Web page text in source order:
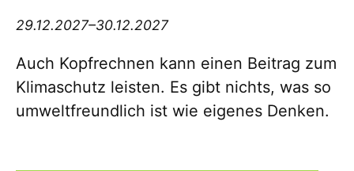
29.12.2027–30.12.2027
Auch Kopfrechnen kann einen Beitrag zum
Klimaschutz leisten. Es gibt nichts, was so
umweltfreundlich ist wie eigenes Denken.